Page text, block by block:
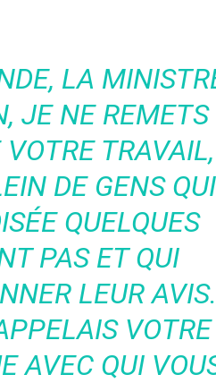
, LA
JE NE REMETS
TRAVAIL,
DE GENS QUI
QUELQUES
PAS ET QUI
LEUR AVIS.
VOTRE
AVEC QUI